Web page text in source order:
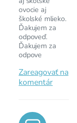
ovocie aj
školské mlieko.
Ďakujem za
odpoveď.
Ďakujem za
odpove
Zareagovať na
komentár